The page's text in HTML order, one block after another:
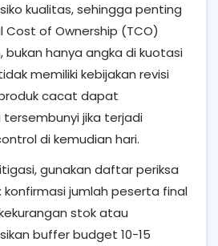
kualitas, sehingga penting
of Ownership (TCO)
bukan hanya angka di kuotasi
memiliki kebijakan revisi
cacat dapat
jika terjadi
di kemudian hari.
gunakan daftar periksa
jumlah peserta final
stok atau
buffer budget 10-15